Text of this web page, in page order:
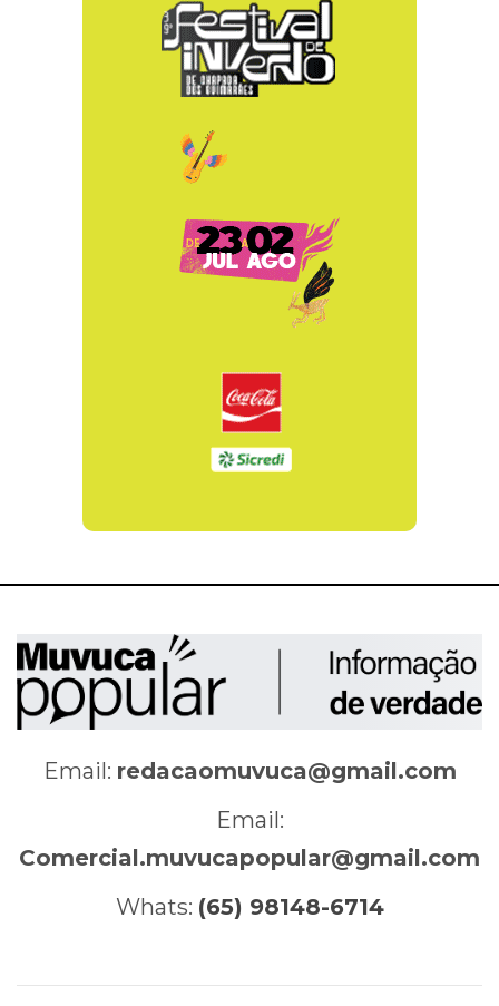
Email: redacaomuvuca@gmail.com
Email:
Comercial.muvucapopular@gmail.com
Whats: (65) 98148-6714